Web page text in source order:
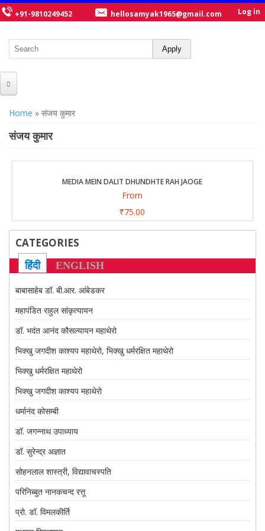
+91-9810249452 hellosamyak1965@gmail.com Log in
ABOUT US
OUR WRITERS
GALLERY
CONTACT US
You are here
Home » संजय कुमार
संजय कुमार
MEDIA MEIN DALIT DHUNDHTE RAH JAOGE
From
₹75.00
CATEGORIES
हिंदी ENGLISH
बाबासाहेब डॉ. बी.आर. आंबेडकर
महापंडित राहुल सांकृत्यायन
डॉ. भदंत आनंद कौसल्यायन महाथेरो
भिक्खु जगदीश काश्यप महाथेरो, भिक्खु धर्मरक्षित महाथेरो
भिक्खु धर्मरक्षित महाथेरो
भिक्खु जगदीश काश्यप महाथेरो
धर्मानंद कोसम्बी
डॉ. जगन्नाथ उपाध्याय
डॉ. सुरेन्द्र अज्ञात
सोहनलाल शास्त्री, विद्यावाचस्पति
परिनिब्बुत नानकचन्द रत्तू
प्रो. डॉ. विमलकीर्ति